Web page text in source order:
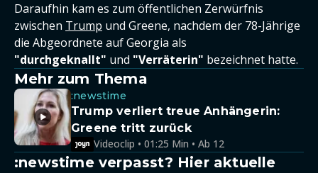
Daraufhin kam es zum öffentlichen Zerwürfnis
zwischen Trump und Greene, nachdem der 78-Jährige
die Abgeordnete auf Georgia als
"durchgeknallt" und "Verräterin" bezeichnet hatte.
Mehr zum Thema
:newstime
Trump verliert treue Anhängerin:
Greene tritt zurück
Videoclip • 01:25 Min • Ab 12
:newstime verpasst? Hier aktuelle